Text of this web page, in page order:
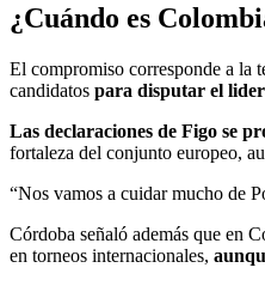
¿Cuándo es
El compromiso corresponde a la
candidatos para disputar el
Las declaraciones de Figo se
fortaleza del conjunto europeo,
“Nos vamos a cuidar mucho de
Córdoba señaló además que en
en torneos internacionales,